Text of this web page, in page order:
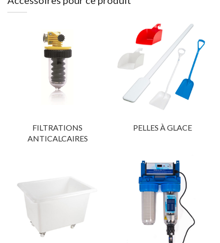
FILTRATIONS
ANTICALCAIRES
PELLES À GLACE